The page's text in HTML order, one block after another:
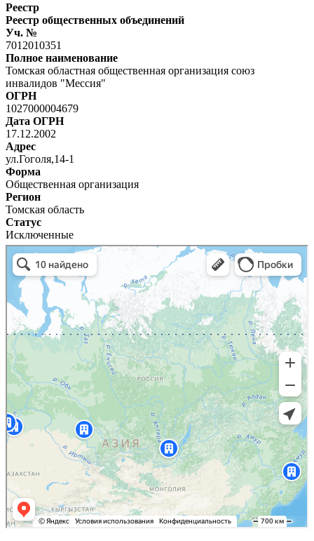
Реестр
Реестр общественных объединений
Уч. №
7012010351
Полное наименование
Томская областная общественная организация союз
инвалидов "Мессия"
ОГРН
1027000004679
Дата ОГРН
17.12.2002
Адрес
ул.Гоголя,14-1
Форма
Общественная организация
Регион
Томская область
Статус
Исключенные